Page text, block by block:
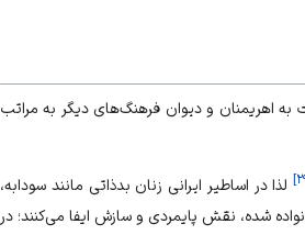
به اهریمنان و دیوان فرهنگ‌های دیگر به مراتب
] لذا در اساطیر ایرانی زنان بدذاتی مانند سودابه،
شده، نقش پایمردی و سازش ایفا می‌کنند؛ در